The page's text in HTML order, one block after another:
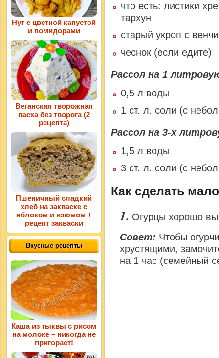
что есть: листики
тархун
старый укроп с
чеснок (если едите)
Рассол на 1
0,5 л воды
1 ст. л. соли (с
Рассол на 3-х
1,5 л воды
3 ст. л. соли (с
Как сделать
Огурцы хорошо
Совет: Чтобы
хрустящими,
на 1 час (семейный
Нут с цветной капустой
и помидорами
Веганская творожная
пасха без творога (2
рецепта)
Пшеничный сладкий
хлеб на закваске с
яблоком и изюмом +
рецепт закваски
Вкусные рецепты
Каша из тыквы с рисом
на молоке – никогда не
пригорает!